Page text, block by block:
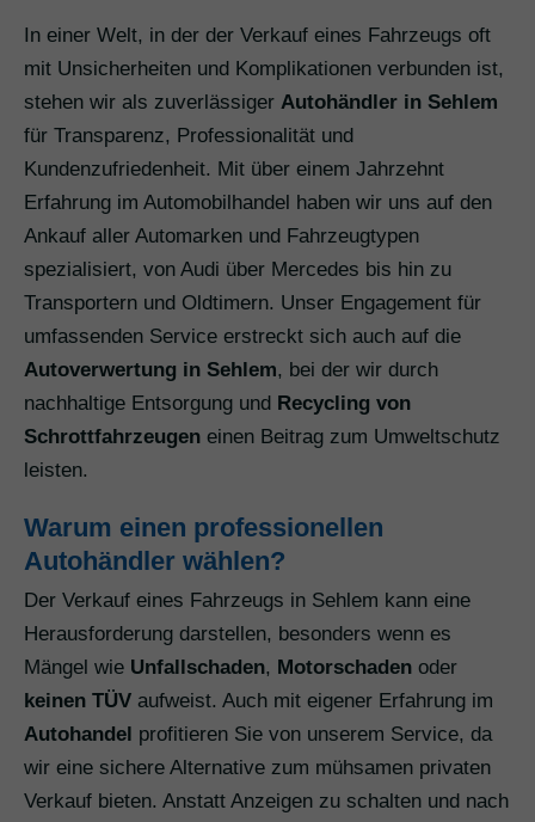
In einer Welt, in der der Verkauf eines Fahrzeugs oft
mit Unsicherheiten und Komplikationen verbunden ist,
stehen wir als zuverlässiger Autohändler in Sehlem
für Transparenz, Professionalität und
Kundenzufriedenheit. Mit über einem Jahrzehnt
Erfahrung im Automobilhandel haben wir uns auf den
Ankauf aller Automarken und Fahrzeugtypen
spezialisiert, von Audi über Mercedes bis hin zu
Transportern und Oldtimern. Unser Engagement für
umfassenden Service erstreckt sich auch auf die
Autoverwertung in Sehlem, bei der wir durch
nachhaltige Entsorgung und Recycling von
Schrottfahrzeugen einen Beitrag zum Umweltschutz
leisten.
Warum einen professionellen
Autohändler wählen?
Der Verkauf eines Fahrzeugs in Sehlem kann eine
Herausforderung darstellen, besonders wenn es
Mängel wie Unfallschaden, Motorschaden oder
keinen TÜV aufweist. Auch mit eigener Erfahrung im
Autohandel profitieren Sie von unserem Service, da
wir eine sichere Alternative zum mühsamen privaten
Verkauf bieten. Anstatt Anzeigen zu schalten und nach